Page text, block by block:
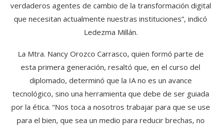
verdaderos agentes de cambio de la transformación digital
que necesitan actualmente nuestras instituciones”, indicó
Ledezma Millán.
La Mtra. Nancy Orozco Carrasco, quien formó parte de
esta primera generación, resaltó que, en el curso del
diplomado, determinó que la IA no es un avance
tecnológico, sino una herramienta que debe de ser guiada
por la ética. “Nos toca a nosotros trabajar para que se use
para el bien, que sea un medio para reducir brechas, no